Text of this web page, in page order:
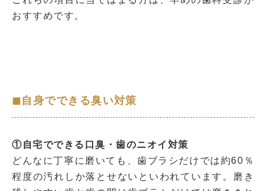
おすすめです。
◼︎自身でできる臭い対策
①自宅でできる口臭・歯のニオイ対策
どんなに丁寧に磨いても、歯ブラシだけでは約60％
程度の汚れしか落とせないといわれています。磨き